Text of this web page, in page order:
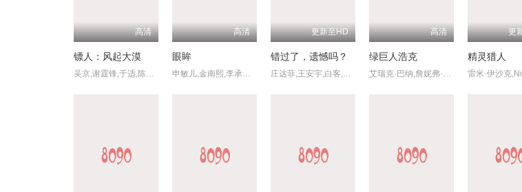
高清
镖人：风起大漠
吴京,谢霆锋,于适,陈丽君,孙艺洲,此沙,李云霄,梁家辉,张晋,惠英红,张译,李连杰,刘耀文,熊瑾怡,莒谦朗,白那日苏,梁壁荧,文俊辉,董思成,林秋楠,景瓷,张艺泷,李嘉辉,寇占文,代乐乐,释彦能,徐向东,淳于珊珊,孟鹤堂,于荣光,陈少熙,赵箭,袁和平
高清
眼眸
申敏儿,金南熙,李承勇,金英雅
更新至HD
错过了，遗憾吗？
庄达菲,王安宇,白客,敖子逸,赵佳丽,周澄奥,陈昊宇,黄子琪,吴汉坤,孙嘉灵,泰乐
高清
绿巨人浩克
艾瑞克·巴纳,詹妮弗·康纳利,山姆·艾里奥特,乔什·卢卡斯,尼克·诺特,保罗·克塞,卡拉·布欧诺,托德·特森,凯文·兰金,西利亚·维斯顿,迈克·埃尔文,卢·弗里基诺,斯坦·李,雷吉·戴维斯,克雷格·达蒙,杰弗里·斯科特,雷吉娜·麦基·雷德翁,金大贤,达尼爱拉·库恩
更
精灵猎人